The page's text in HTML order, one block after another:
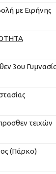
με Ειρήνης
3ου
τειχών
(Πάρκο)